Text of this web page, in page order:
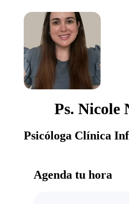
Ps. Nicole
Psicóloga Clínica
Agenda tu hora